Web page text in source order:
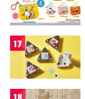
17